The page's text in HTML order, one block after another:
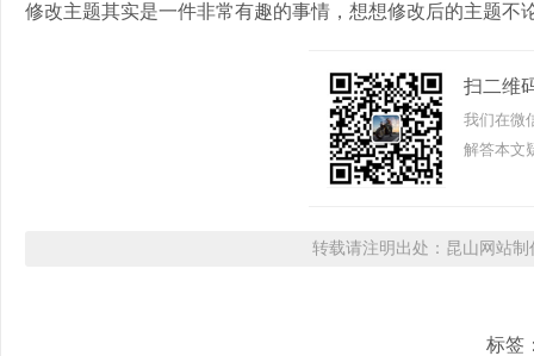
修改主题其实是一件非常有趣的事情，想想修改后的主题
扫二维
我们在微
解答本文
转载请注明出处：昆山网站
标签